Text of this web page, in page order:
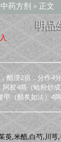
中药方剂 » 正文
明品
醋浸2宿，分作4
胶4两（蛤粉炒
（醋炙如法）4
萸,米醋,白芍,川